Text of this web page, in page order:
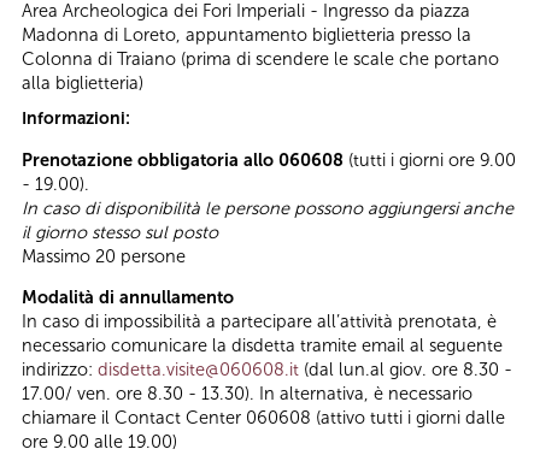
Area Archeologica dei Fori Imperiali - Ingresso da piazza
Madonna di Loreto, appuntamento biglietteria presso la
Colonna di Traiano (prima di scendere le scale che portano
alla biglietteria)
Informazioni:
Prenotazione obbligatoria allo 060608 (tutti i giorni ore 9.00
- 19.00).
In caso di disponibilità le persone possono aggiungersi anche
il giorno stesso sul posto
Massimo 20 persone
Modalità di annullamento
In caso di impossibilità a partecipare all’attività prenotata, è
necessario comunicare la disdetta tramite email al seguente
indirizzo: disdetta.visite@060608.it (dal lun.al giov. ore 8.30 -
17.00/ ven. ore 8.30 - 13.30). In alternativa, è necessario
chiamare il Contact Center 060608 (attivo tutti i giorni dalle
ore 9.00 alle 19.00)